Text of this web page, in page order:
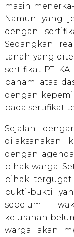
masih
Namun yang
dengan
Sedangkan
tanah yang
sertifikat PT.
paham atas
dengan
pada sertifikat
Sejalan
dilaksanakan
dengan
pihak warga.
pihak tergugat
bukti-bukti
sebelum
kelurahan
warga akan